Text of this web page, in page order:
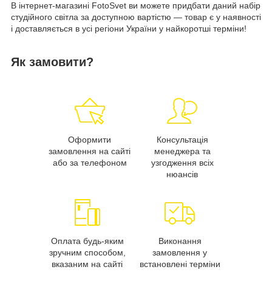
В інтернет-магазині FotoSvet ви можете придбати даний набір
студійного світла за доступною вартістю — товар є у наявності
і доставляється в усі регіони України у найкоротші терміни!
Як замовити?
Оформити
замовлення на сайті
або за телефоном
Консультація
менеджера та
узгодження всіх
нюансів
Оплата будь-яким
зручним способом,
вказаним на сайті
Виконання
замовлення у
встановлені терміни